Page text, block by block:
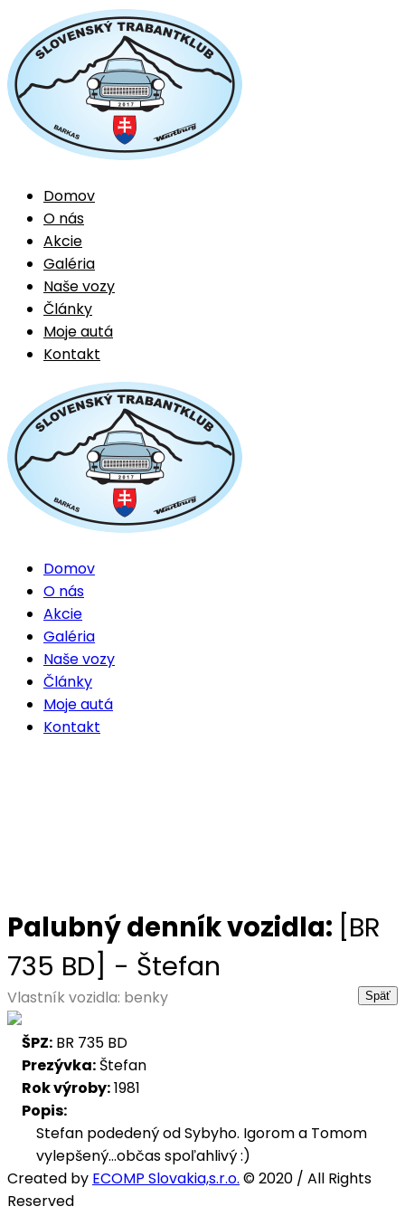
Domov
O nás
Akcie
Galéria
Naše vozy
Články
Moje autá
Kontakt
Domov
O nás
Akcie
Galéria
Naše vozy
Články
Moje autá
Kontakt
Palubný denník vozidla: [BR
735 BD] - Štefan
Vlastník vozidla: benky
ŠPZ: BR 735 BD
Prezývka: Štefan
Rok výroby:1981
Popis:
Stefan podedený od Sybyho. Igorom a Tomom
vylepšený...občas spoľahlivý :)
Created by ECOMP Slovakia,s.r.o. © 2020 / All Rights
Reserved